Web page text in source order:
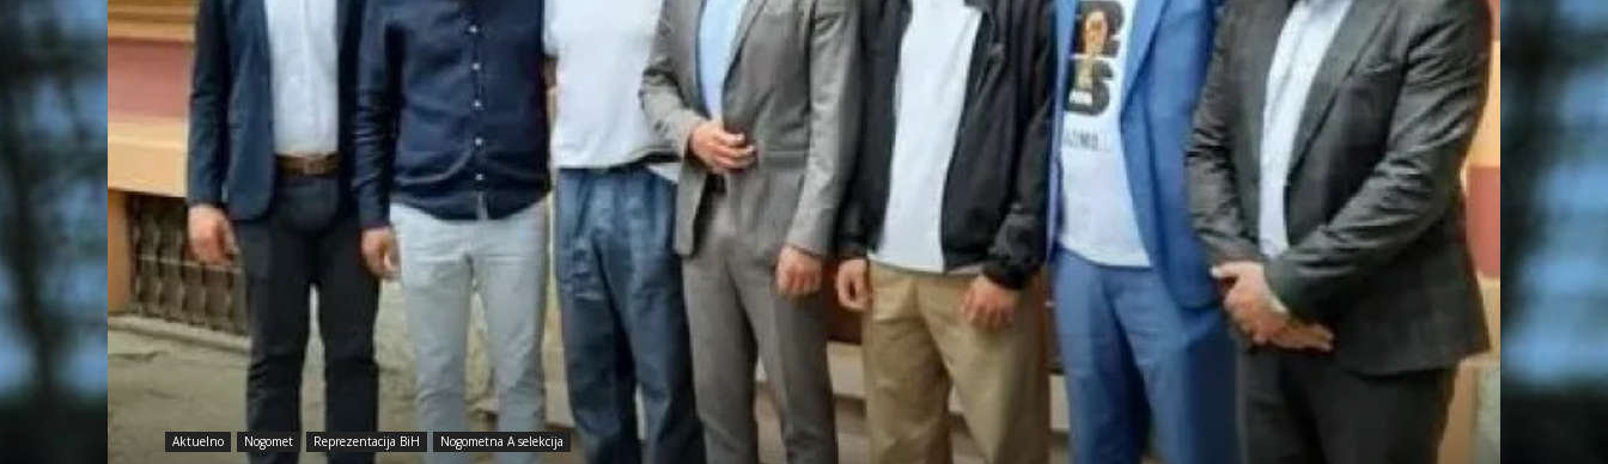
Aktuelno Nogomet Reprezentacija BiH Nogometna A selekcija